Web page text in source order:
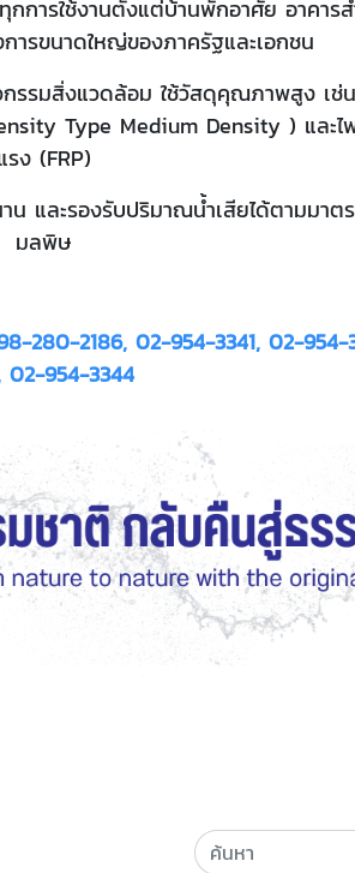
การใช้งานตั้งแต่บ้านพักอาศัย อาคาร
ารขนาดใหญ่ของภาครัฐและเอกชน
รรมสิ่งแวดล้อม ใช้วัสดุคุณภาพสูง เช่
Type Medium Density ) และไ
รง (FRP)
น และรองรับปริมาณน้ำเสียได้ตามมา
มลพิษ
280-2186, 02-954-3341, 02-954-
02-954-3344